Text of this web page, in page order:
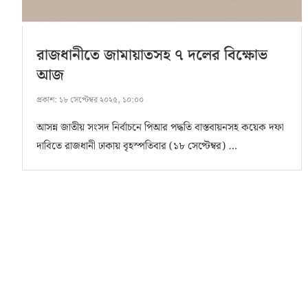
রাজধানীতে জামায়াতসহ ৭ দলের বিক্ষোভ
আজ
প্রকাশ: ১৮ সেপ্টেম্বর ২০২৫, ১০:০০
আসন্ন জাতীয় সংসদ নির্বাচনে পিআর পদ্ধতি বাস্তবায়নসহ কয়েক দফা
দাবিতে রাজধানী ঢাকায় বৃহস্পতিবার (১৮ সেপ্টেম্বর) …